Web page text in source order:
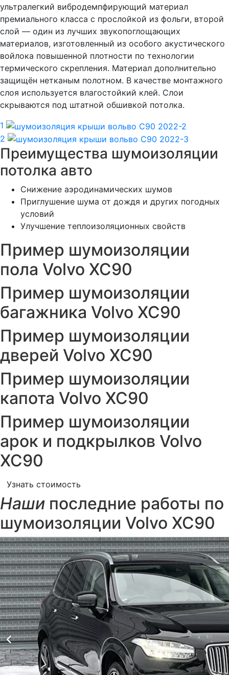
ультралегкий вибродемпфирующий материал
премиального класса с прослойкой из фольги, второй
слой — один из лучших звукопоглощающих
материалов, изготовленный из особого акустического
войлока повышенной плотности по технологии
термического скрепления. Материал дополнительно
защищён нетканым полотном. В качестве монтажного
слоя используется влагостойкий клей. Слои
скрываются под штатной обшивкой потолка.
1
2
Преимущества шумоизоляции
потолка авто
Снижение аэродинамических шумов
Приглушение шума от дождя и других погодных
условий
Улучшение теплоизоляционных свойств
Пример шумоизоляции
пола Volvo XC90
Пример шумоизоляции
багажника Volvo XC90
Пример шумоизоляции
дверей Volvo XC90
Пример шумоизоляции
капота Volvo XC90
Пример шумоизоляции
арок и подкрылков Volvo
XC90
Узнать стоимость
Наши последние работы по
шумоизоляции Volvo XC90